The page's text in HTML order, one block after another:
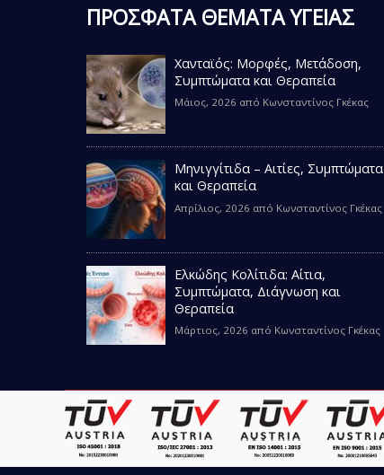
ΠΡΟΣΦΑΤΑ ΘΕΜΑΤΑ ΥΓΕΙΑΣ
Χανταϊός: Μορφές, Μετάδοση,
Συμπτώματα και Θεραπεία
Μάιος, 2026 από Κωνσταντίνος Γκέκας
Μηνιγγίτιδα – Αιτίες, Συμπτώματα
και Θεραπεία
Απρίλιος, 2026 από Κωνσταντίνος Γκέκας
Ελκώδης Κολίτιδα: Αίτια,
Συμπτώματα, Διάγνωση και
Θεραπεία
Μάρτιος, 2026 από Κωνσταντίνος Γκέκας